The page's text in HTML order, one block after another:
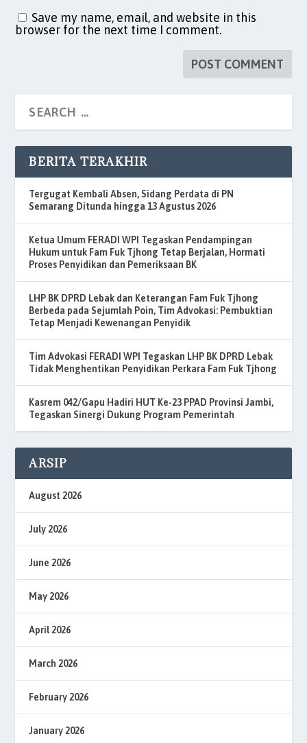
Save my name, email, and website in this
browser for the next time I comment.
BERITA TERAKHIR
Tergugat Kembali Absen, Sidang Perdata di PN
Semarang Ditunda hingga 13 Agustus 2026
Ketua Umum FERADI WPI Tegaskan Pendampingan
Hukum untuk Fam Fuk Tjhong Tetap Berjalan, Hormati
Proses Penyidikan dan Pemeriksaan BK
LHP BK DPRD Lebak dan Keterangan Fam Fuk Tjhong
Berbeda pada Sejumlah Poin, Tim Advokasi: Pembuktian
Tetap Menjadi Kewenangan Penyidik
Tim Advokasi FERADI WPI Tegaskan LHP BK DPRD Lebak
Tidak Menghentikan Penyidikan Perkara Fam Fuk Tjhong
Kasrem 042/Gapu Hadiri HUT Ke-23 PPAD Provinsi Jambi,
Tegaskan Sinergi Dukung Program Pemerintah
ARSIP
August 2026
July 2026
June 2026
May 2026
April 2026
March 2026
February 2026
January 2026